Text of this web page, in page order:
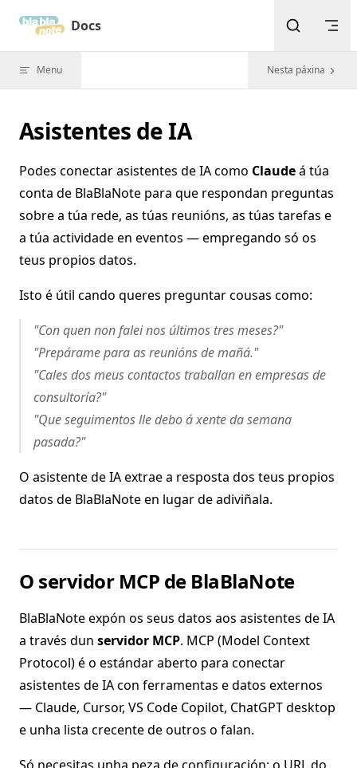
Skip to contentDocs
Menu Nesta páxina
Asistentes de IA
Podes conectar asistentes de IA como Claudeá túa
conta de BlaBlaNote para que respondan preguntas
sobre a túa rede, as túas reunións, as túas tarefas e
a túa actividade en eventos — empregando só os
teus propios datos.
Isto é útil cando queres preguntar cousas como:
"Con quen non falei nos últimos tres meses?"
"Prepárame para as reunións de mañá."
"Cales dos meus contactos traballan en empresas de
consultoría?"
"Que seguimentos lle debo á xente da semana
pasada?"
O asistente de IA extrae a resposta dos teus propios
datos de BlaBlaNote en lugar de adiviñala.
O servidor MCP de BlaBlaNote
BlaBlaNote expón os seus datos aos asistentes de IA
a través dun servidor MCP. MCP (Model Context
Protocol) é o estándar aberto para conectar
asistentes de IA con ferramentas e datos externos
— Claude, Cursor, VS Code Copilot, ChatGPT desktop
e unha lista crecente de outros o falan.